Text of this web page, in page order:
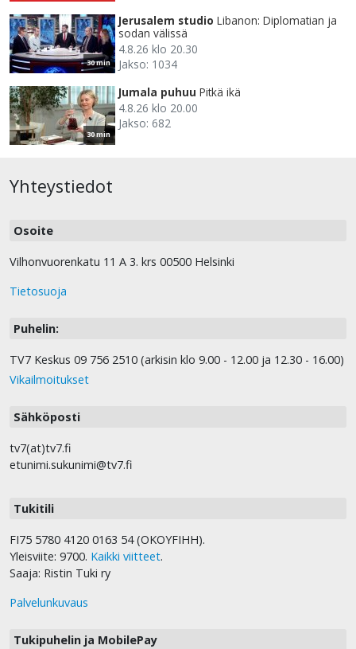
30 min
Jerusalem studio Libanon: Diplomatian ja
sodan välissä
4.8.26 klo 20.30
Jakso: 1034
30 min
Jumala puhuu Pitkä ikä
4.8.26 klo 20.00
Jakso: 682
Yhteystiedot
Osoite
Vilhonvuorenkatu 11 A 3. krs 00500 Helsinki
Tietosuoja
Puhelin:
TV7 Keskus 09 756 2510 (arkisin klo 9.00 - 12.00 ja 12.30 - 16.00)
Vikailmoitukset
Sähköposti
tv7(at)tv7.fi
etunimi.sukunimi@tv7.fi
Tukitili
FI75 5780 4120 0163 54 (OKOYFIHH).
Yleisviite: 9700. Kaikki viitteet.
Saaja: Ristin Tuki ry
Palvelunkuvaus
Tukipuhelin ja MobilePay